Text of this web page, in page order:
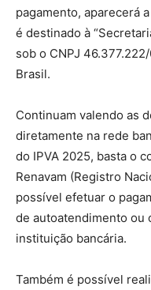
pagamento, aparecerá
é destinado à
sob o CNPJ
Brasil.
Continuam valendo as
diretamente na rede
do IPVA 2025, basta o
Renavam (Registro
possível efetuar o
de autoatendimento ou
instituição bancária.
Também é possível